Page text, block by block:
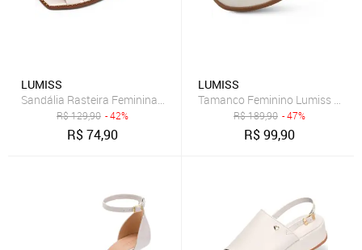
LUMISS
Sandália Rasteira Feminina Lumiss Spike Tacha Pirâmide Bico
R$129,90 - 42%
R$74,90
LUMISS
Tamanco Feminino Lumiss
R$189,90 - 47%
R$99,90